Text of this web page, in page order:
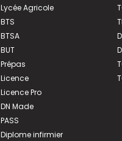
Lycée Agricole
BTS
BTSA
BUT
Prépas
Licence
Licence Pro
DN Made
PASS
Diplome infirmier